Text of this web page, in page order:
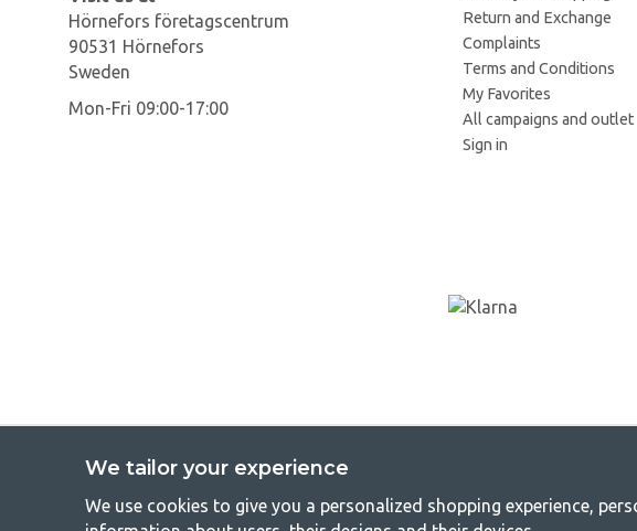
Hörnefors företagscentrum
90531 Hörnefors
Sweden
Mon-Fri 09:00-17:00
Return and Exchange
Complaints
Terms and Conditions
My Favorites
All campaigns and outlet
Sign in
GetCamping -
We tailor your experience
We use cookies to give you a personalized shopping experience,